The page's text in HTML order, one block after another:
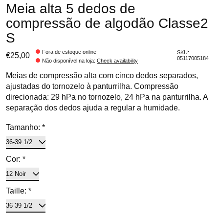
Meia alta 5 dedos de
compressão de algodão Classe2
S
€25,00
Fora de estoque online
Não disponível na loja:Check availability
SKU:
05117005184
Meias de compressão alta com cinco dedos separados,
ajustadas do tornozelo à panturrilha. Compressão
direcionada: 29 hPa no tornozelo, 24 hPa na panturrilha. A
separação dos dedos ajuda a regular a humidade.
Tamanho: *
Cor: *
Taille: *